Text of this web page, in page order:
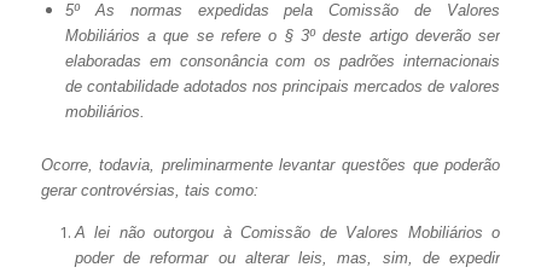
5º As normas expedidas pela Comissão de Valores
Mobiliários a que se refere o § 3º deste artigo deverão ser
elaboradas em consonância com os padrões internacionais
de contabilidade adotados nos principais mercados de valores
mobiliários.
Ocorre, todavia, preliminarmente levantar questões que poderão
gerar controvérsias, tais como:
A lei não outorgou à Comissão de Valores Mobiliários o
poder de reformar ou alterar leis, mas, sim, de expedir